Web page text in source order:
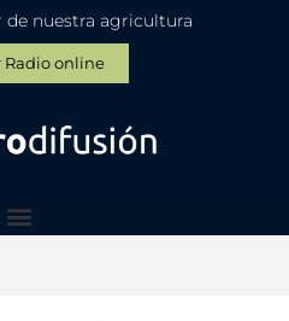
de nuestra agricultura
Radio online